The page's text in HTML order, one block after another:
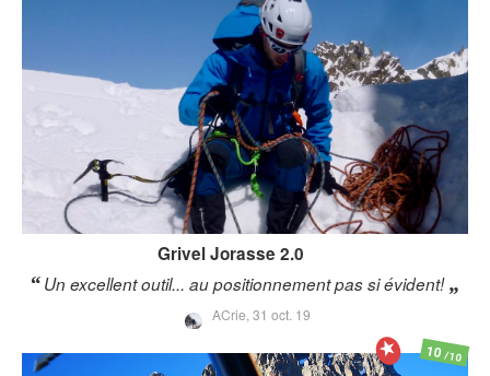
GrivelJorasse 2.0
Un excellent outil... au positionnement pas si évident!
ACrie, 31 oct. 19
10/10